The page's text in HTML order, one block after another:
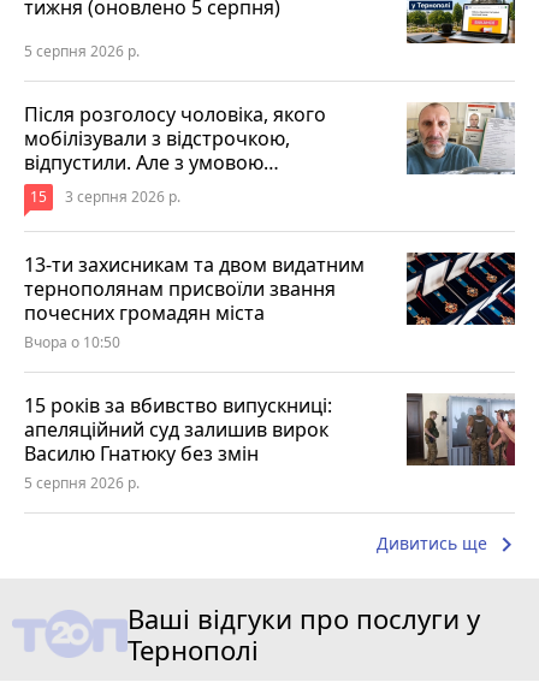
тижня (оновлено 5 серпня)
5 серпня 2026 р.
Після розголосу чоловіка, якого
мобілізували з відстрочкою,
відпустили. Але з умовою…
15 3 серпня 2026 р.
13-ти захисникам та двом видатним
тернополянам присвоїли звання
почесних громадян міста
Вчора о 10:50
15 років за вбивство випускниці:
апеляційний суд залишив вирок
Василю Гнатюку без змін
5 серпня 2026 р.
Дивитись ще keyboard_arrow_right
Ваші відгуки про послуги у
Тернополі